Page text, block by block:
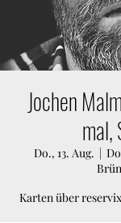
Jochen
mal,
Do., 13. Aug.
  |
Karten über